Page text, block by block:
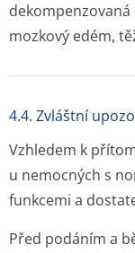
mozkový edém,
4.4. Zvláštní
Vzhledem k
u nemocných s
funkcemi a
Před podáním a